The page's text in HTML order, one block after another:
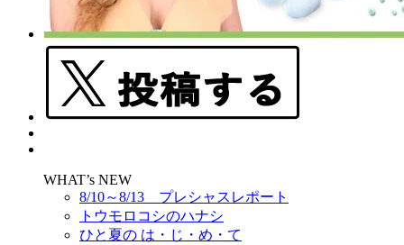
WHAT’s NEW
8/10～8/13 プレシャスレポート
トウモロコシのハナシ
ひと夏の は・じ・め・て